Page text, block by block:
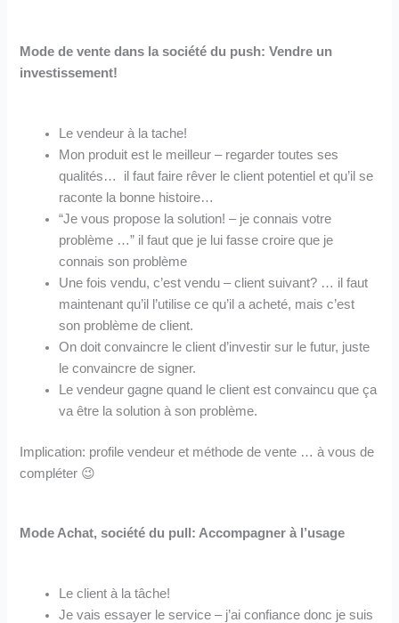
Mode de vente dans la société du push: Vendre un
investissement!
Le vendeur à la tache!
Mon produit est le meilleur – regarder toutes ses
qualités… il faut faire rêver le client potentiel et qu’il se
raconte la bonne histoire…
“Je vous propose la solution! – je connais votre
problème …” il faut que je lui fasse croire que je
connais son problème
Une fois vendu, c’est vendu – client suivant? … il faut
maintenant qu’il l’utilise ce qu’il a acheté, mais c’est
son problème de client.
On doit convaincre le client d’investir sur le futur, juste
le convaincre de signer.
Le vendeur gagne quand le client est convaincu que ça
va être la solution à son problème.
Implication: profile vendeur et méthode de vente … à vous de
compléter 😉
Mode Achat, société du pull: Accompagner à l’usage
Le client à la tâche!
Je vais essayer le service – j’ai confiance donc je suis